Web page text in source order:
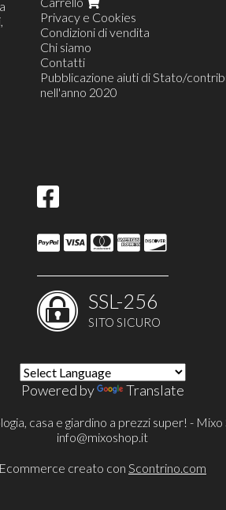
Privacy e Cookies
Condizioni di vendita
Chi siamo
Contatti
Pubblicazione aiuti di Stato/
nell'anno 2020
SSL-256
SITO SICURO
Powered by Translate
casa e giardino a prezzi super! -
info@mixoshop.it
Ecommerce creato con Scontrino.com